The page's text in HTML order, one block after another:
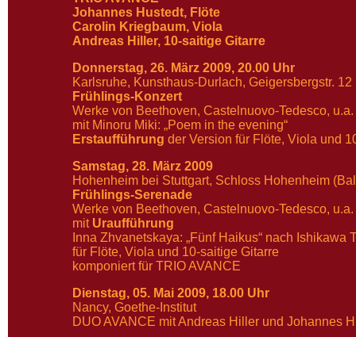
Johannes Hustedt, Flöte
Carolin Kriegbaum, Viola
Andreas Hiller, 10-saitige Gitarre
Donnerstag, 26. März 2009, 20.00 Uhr
Karlsruhe, Kunsthaus-Durlach, Geigersbergstr. 12
Frühlings-Konzert
Werke von Beethoven, Castelnuovo-Tedesco, u.a.
mit Minoru Miki: „Poem in the evening“
Erstaufführung der Version für Flöte, Viola und
Samstag, 28. März 2009
Hohenheim bei Stuttgart, Schloss Hohenheim
Frühlings-Serenade
Werke von Beethoven, Castelnuovo-Tedesco, u.a.
mit Uraufführung
Inna Zhvanetskaya: „Fünf Haikus“ nach Ishikawa
für Flöte, Viola und 10-saitige Gitarre
komponiert für TRIO AVANCE
Dienstag, 05. Mai 2009, 18.00 Uhr
Nancy, Goethe-Institut
DUO AVANCE mit Andreas Hiller und Johannes